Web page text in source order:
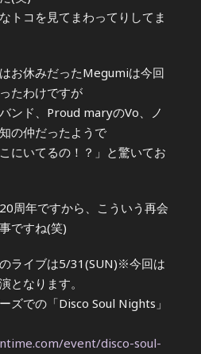
トコを見てまわってりしてま
お休みだったMegumiは今回
たわけですが
ンド、Proud maryのVo、ノ
の仲だったようで
こにいてるの！？」と驚いてお
周年ですから、こういう再会
ですね(笑)
ライブは5/31(SUN)※今回は
となります。
ズでの「Disco Soul Nights」
event/disco-soul-